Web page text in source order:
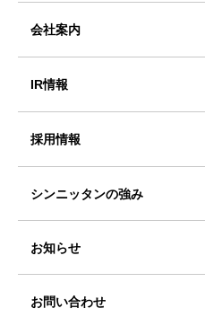
会社案内
IR情報
採用情報
シンニッタンの強み
お知らせ
お問い合わせ